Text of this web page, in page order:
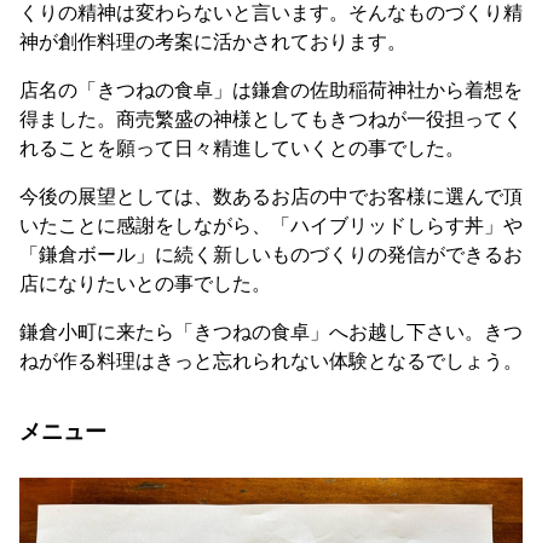
くりの精神は変わらないと言います。そんなものづくり精
神が創作料理の考案に活かされております。
店名の「きつねの食卓」は鎌倉の佐助稲荷神社から着想を
得ました。商売繁盛の神様としてもきつねが一役担ってく
れることを願って日々精進していくとの事でした。
今後の展望としては、数あるお店の中でお客様に選んで頂
いたことに感謝をしながら、「ハイブリッドしらす丼」や
「鎌倉ボール」に続く新しいものづくりの発信ができるお
店になりたいとの事でした。
鎌倉小町に来たら「きつねの食卓」へお越し下さい。きつ
ねが作る料理はきっと忘れられない体験となるでしょう。
メニュー